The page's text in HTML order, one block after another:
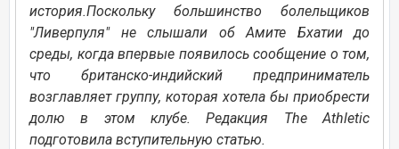
история.Поскольку большинство болельщиков
"Ливерпуля" не слышали об Амите Бхатии до
среды, когда впервые появилось сообщение о том,
что британско-индийский предприниматель
возглавляет группу, которая хотела бы приобрести
долю в этом клубе. Редакция The Athletic
подготовила вступительную статью.